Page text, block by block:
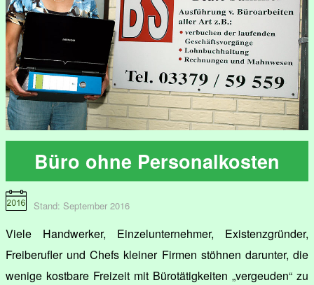
Büro ohne Personalkosten
Stand: September 2016
Viele Handwerker, Einzelunternehmer, Existenzgründer,
Freiberufler und Chefs kleiner Firmen stöhnen darunter, die
wenige kostbare Freizeit mit Bürotätigkeiten „vergeuden“ zu